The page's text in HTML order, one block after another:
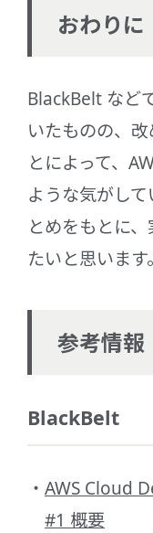
おわりに
BlackBelt など
いたものの、
とによって、
ような気がし
とめをもとに
たいと思います。
参考情報
BlackBelt
AWS Cloud
#1 概要